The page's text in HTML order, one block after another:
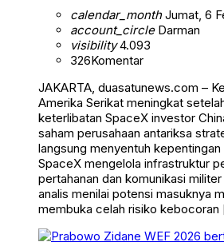
calendar_monthJumat, 6
account_circleDarman
visibility4.093
326Komentar
JAKARTA, duasatunews.com –
Amerika Serikat meningkat
keterlibatan SpaceX investor
saham perusahaan antariksa
langsung menyentuh kepentingan
SpaceX mengelola infrastruktur
pertahanan dan komunikasi
analis menilai potensi masuknya
membuka celah risiko